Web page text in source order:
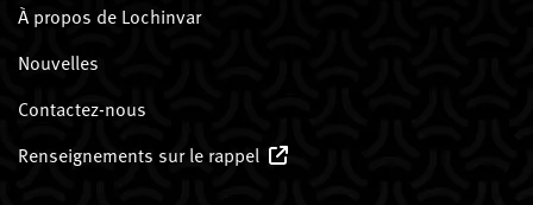
À propos de Lochinvar
Nouvelles
Contactez-nous
Renseignements sur le rappel